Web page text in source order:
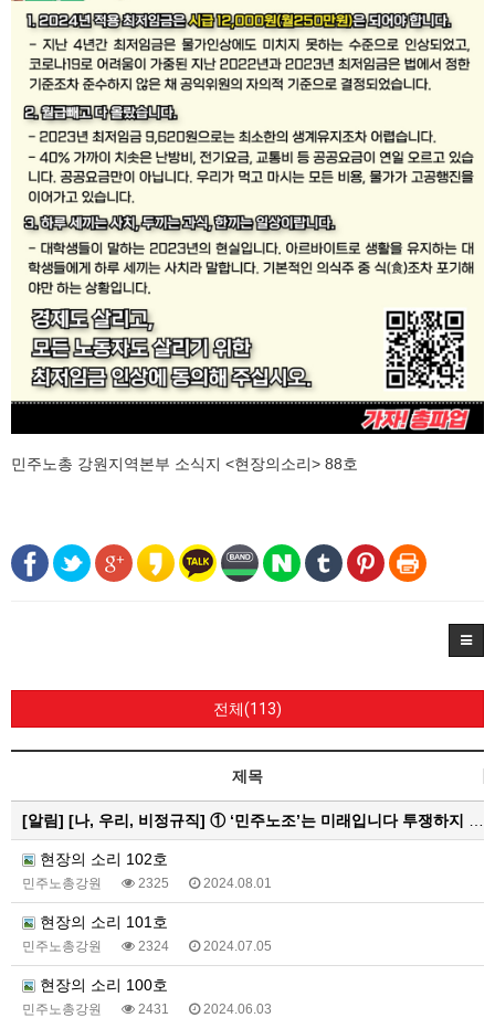
민주노총 강원지역본부 소식지 <현장의소리> 88호
전체(113)
제목
[알림] [나, 우리, 비정규직] ① ‘민주노조’는 미래입니다 투쟁하지 않으면 쟁취하지 못합니다
현장의 소리 102호
민주노총강원 2325 2024.08.01
현장의 소리 101호
민주노총강원 2324 2024.07.05
현장의 소리 100호
민주노총강원 2431 2024.06.03